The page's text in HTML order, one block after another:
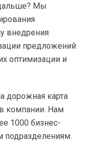
Мы
внедрения
предложений
оптимизации и
дорожная карта
компании. Нам
1000 бизнес-
подразделениям.